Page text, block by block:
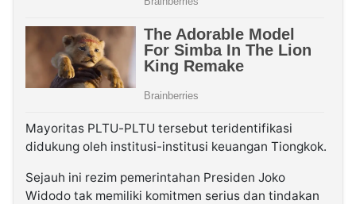
Mayoritas PLTU-PLTU tersebut teridentifikasi
didukung oleh institusi-institusi keuangan Tiongkok.
Sejauh ini rezim pemerintahan Presiden Joko
Widodo tak memiliki komitmen serius dan tindakan